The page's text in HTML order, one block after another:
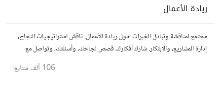
ريادة الأعمال
مجتمع لمناقشة وتبادل الخبرات حول ريادة الأعمال. ناقش استراتيجيات النجاح،
إدارة المشاريع، والابتكار. شارك أفكارك، قصص نجاحك، وأسئلتك، وتواصل مع
106 ألف متابع